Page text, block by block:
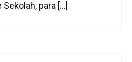
Sekolah, para […]